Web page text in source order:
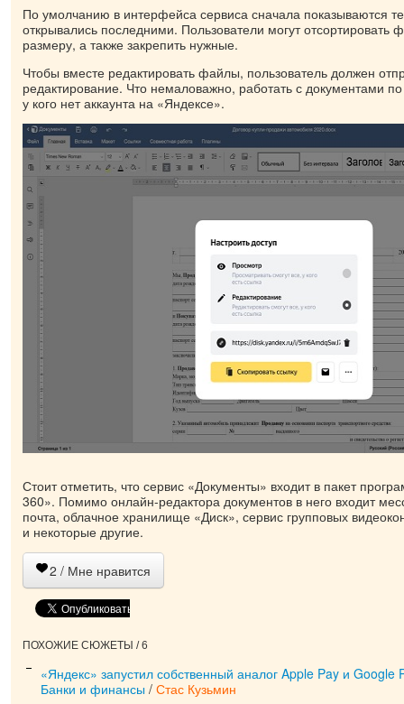
По умолчанию в интерфейса сервиса сначала показываются
открывались последними. Пользователи могут
размеру, а также закрепить нужные.
Чтобы вместе редактировать файлы, пользователь должен
редактирование. Что немаловажно, работать с документами
у кого нет аккаунта на «Яндексе».
Стоит отметить, что сервис «Документы» входит в пакет
360». Помимо онлайн-редактора документов в него входит
почта, облачное хранилище «Диск», сервис групповых
и некоторые другие.
2 / Мне нравится
ПОХОЖИЕ СЮЖЕТЫ / 6
«Яндекс» запустил собственный аналог Apple Pay и Google
Банки и финансы / Стас Кузьмин